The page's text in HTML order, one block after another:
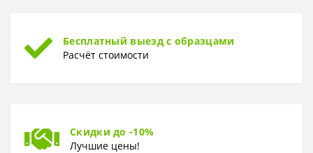
Бесплатный выезд с образцами
Расчёт стоимости
Скидки до -10%
Лучшие цены!